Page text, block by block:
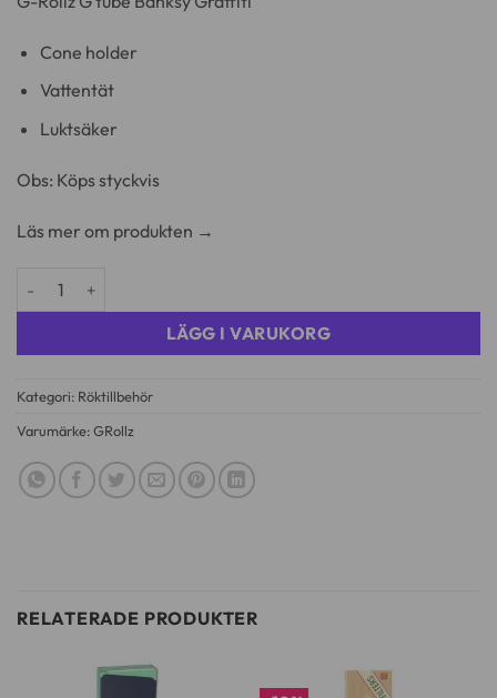
Cone holder
Vattentät
Luktsäker
Obs: Köps styckvis
Läs mer om produkten →
LÄGG I VARUKORG
Kategori: Röktillbehör
Varumärke:GRollz
RELATERADE PRODUKTER